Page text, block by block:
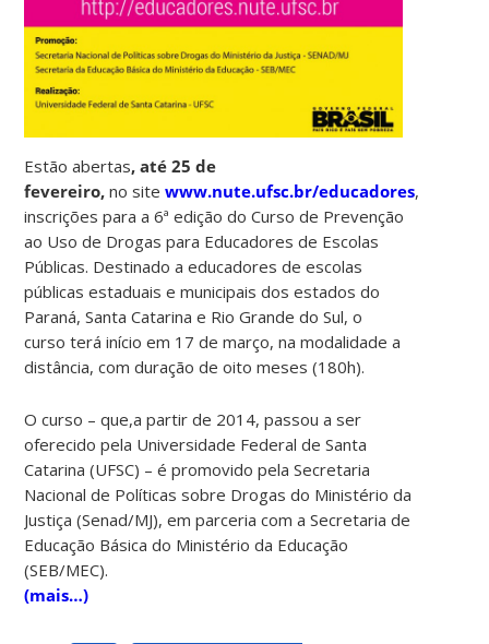
Estão abertas, até 25 de
fevereiro, no sitewww.nute.ufsc.br/educadores, as
inscrições para a 6ª edição do Curso de Prevenção
ao Uso de Drogas para Educadores de Escolas
Públicas. Destinado a educadores de escolas
públicas estaduais e municipais dos estados do
Paraná, Santa Catarina e Rio Grande do Sul, o
curso terá início em 17 de março, na modalidade a
distância, com duração de oito meses (180h).
O curso – que,a partir de 2014, passou a ser
oferecido pela Universidade Federal de Santa
Catarina (UFSC) – é promovido pela Secretaria
Nacional de Políticas sobre Drogas do Ministério da
Justiça (Senad/MJ), em parceria com a Secretaria de
Educação Básica do Ministério da Educação
(SEB/MEC).
(mais…)